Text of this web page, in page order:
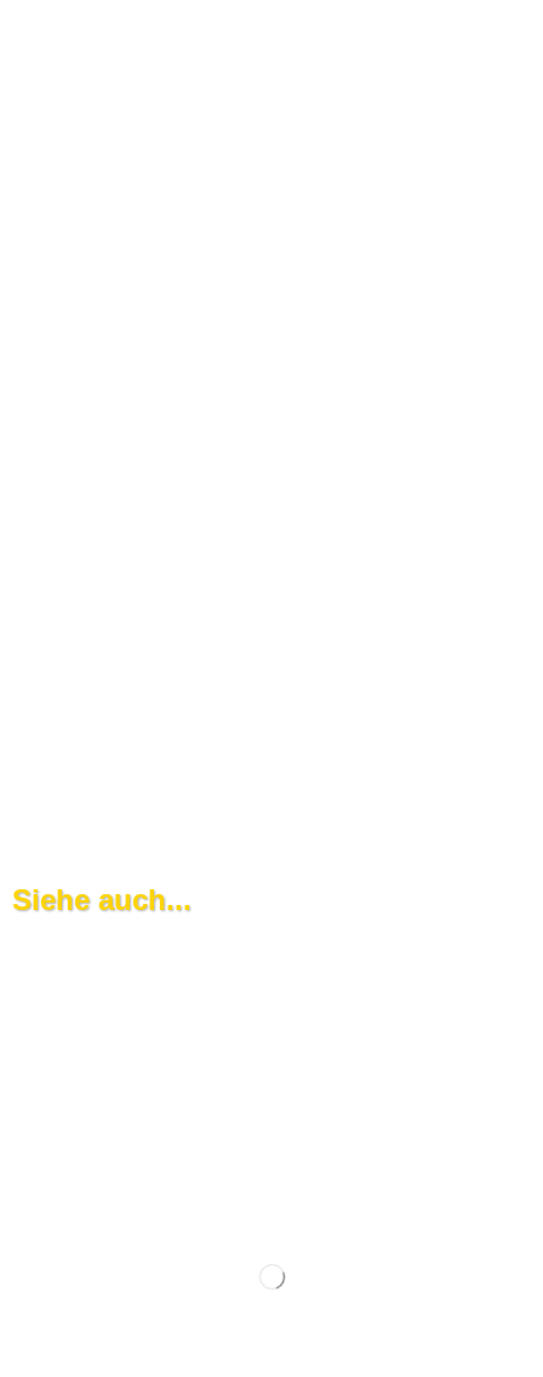
Siehe auch...